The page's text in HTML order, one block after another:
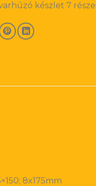
készlet 7
8x175mm